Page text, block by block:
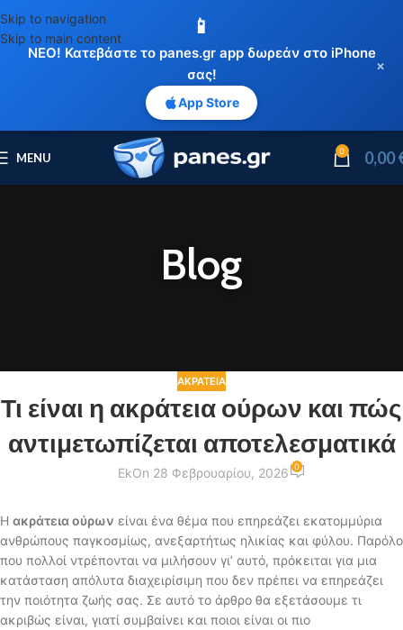
📱
ΝΕΟ! Κατεβάστε το panes.gr app δωρεάν στο iPhone
σας!
App Store
×
Skip to navigation
Skip to main content
MENU 0 0,00
Blog
ΑΚΡΆΤΕΙΑ
Τι είναι η ακράτεια ούρων και πώς
αντιμετωπίζεται αποτελεσματικά
EkOn 28 Φεβρουαρίου, 2026 0
Η ακράτεια ούρων είναι ένα θέμα που επηρεάζει εκατομμύρια
ανθρώπους παγκοσμίως, ανεξαρτήτως ηλικίας και φύλου. Παρόλο
που πολλοί ντρέπονται να μιλήσουν γι’ αυτό, πρόκειται για μια
κατάσταση απόλυτα διαχειρίσιμη που δεν πρέπει να επηρεάζει
την ποιότητα ζωής σας. Σε αυτό το άρθρο θα εξετάσουμε τι
ακριβώς είναι, γιατί συμβαίνει και ποιοι είναι οι πιο